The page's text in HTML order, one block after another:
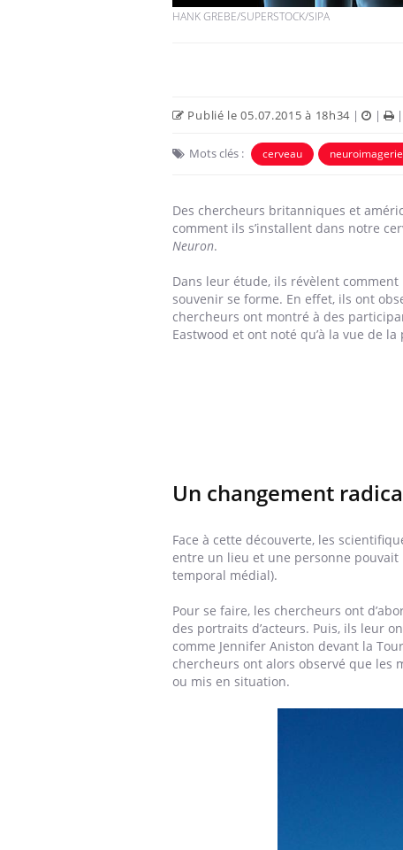
HANK GREBE/SUPERSTOCK/SIPA
Publié le 05.07.2015 à 18h34 | |
Mots clés : cerveau neuroimagerie
Des chercheurs britanniques et
comment ils s’installent dans notre
Neuron.
Dans leur étude, ils révèlent
souvenir se forme. En effet, ils ont
chercheurs ont montré à des
Eastwood et ont noté qu’à la vue de
Un changement
Face à cette découverte, les
entre un lieu et une personne
temporal médial).
Pour se faire, les chercheurs ont
des portraits d’acteurs. Puis, ils leur
comme Jennifer Aniston devant la
chercheurs ont alors observé que les
ou mis en situation.
normal ou signe d’une
maladie ?
Et si les caries pouvaient
bientôt disparaître sans
plombage ?